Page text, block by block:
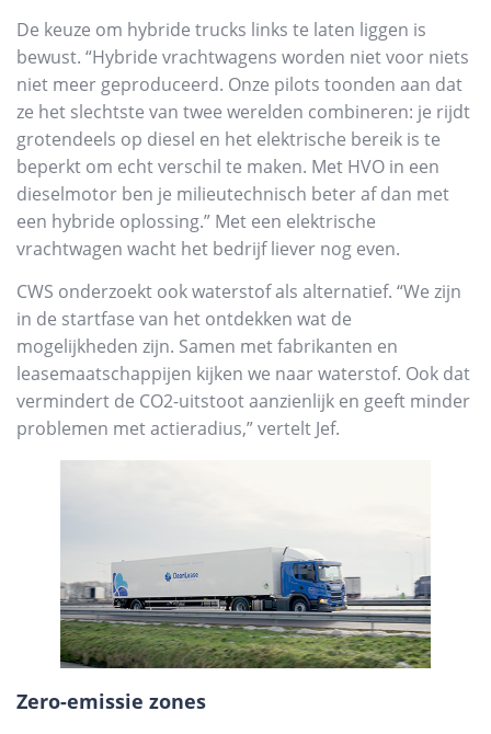
De keuze om hybride trucks links te laten liggen is
bewust. “Hybride vrachtwagens worden niet voor niets
niet meer geproduceerd. Onze pilots toonden aan dat
ze het slechtste van twee werelden combineren: je rijdt
grotendeels op diesel en het elektrische bereik is te
beperkt om echt verschil te maken. Met HVO in een
dieselmotor ben je milieutechnisch beter af dan met
een hybride oplossing.” Met een elektrische
vrachtwagen wacht het bedrijf liever nog even.
CWS onderzoekt ook waterstof als alternatief. “We zijn
in de startfase van het ontdekken wat de
mogelijkheden zijn. Samen met fabrikanten en
leasemaatschappijen kijken we naar waterstof. Ook dat
vermindert de CO2-uitstoot aanzienlijk en geeft minder
problemen met actieradius,” vertelt Jef.
Zero-emissie zones